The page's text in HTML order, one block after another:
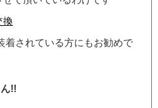
着されている方にもお勧めで
!!